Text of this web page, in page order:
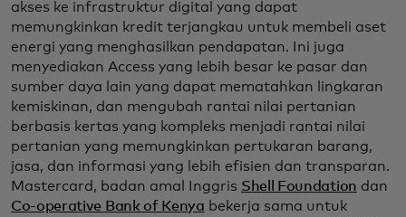
akses ke infrastruktur digital yang dapat
memungkinkan kredit terjangkau untuk membeli aset
energi yang menghasilkan pendapatan. Ini juga
menyediakan Access yang lebih besar ke pasar dan
sumber daya lain yang dapat mematahkan lingkaran
kemiskinan, dan mengubah rantai nilai pertanian
berbasis kertas yang kompleks menjadi rantai nilai
pertanian yang memungkinkan pertukaran barang,
jasa, dan informasi yang lebih efisien dan transparan.
Mastercard, badan amal Inggris Shell Foundation dan
Co-operative Bank of Kenya bekerja sama untuk